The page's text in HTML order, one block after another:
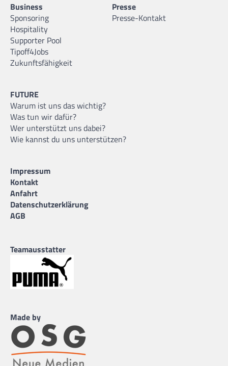
Business
Sponsoring
Hospitality
Supporter Pool
Tipoff4Jobs
Zukunftsfähigkeit
Presse
Presse-Kontakt
FUTURE
Warum ist uns das wichtig?
Was tun wir dafür?
Wer unterstützt uns dabei?
Wie kannst du uns unterstützen?
Impressum
Kontakt
Anfahrt
Datenschutzerklärung
AGB
Teamausstatter
Made by